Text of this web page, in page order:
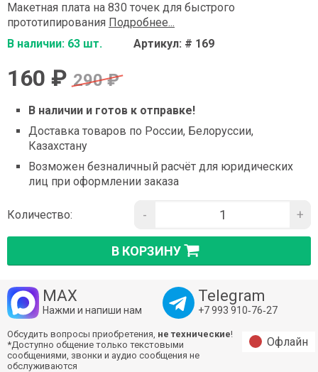
Макетная плата на 830 точек для быстрого
прототипирования Подробнее...
В наличии: 63 шт.
Артикул: # 169
160 ₽ 290 ₽
В наличии и готов к отправке!
Доставка товаров по России, Белоруссии,
Казахстану
Возможен безналичный расчёт для юридических
лиц при оформлении заказа
Количество: - +
В КОРЗИНУ
MAX
Нажми и напиши нам
Telegram
+7 993 910‑76‑27
Обсудить вопросы приобретения, не технические!
*Доступно общение только текстовыми
сообщениями, звонки и аудио сообщения не
обслуживаются
Офлайн